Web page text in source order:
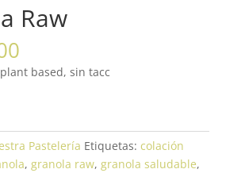
Raw
based, sin tacc
Pastelería Etiquetas: colación
, granola raw, granola saludable,